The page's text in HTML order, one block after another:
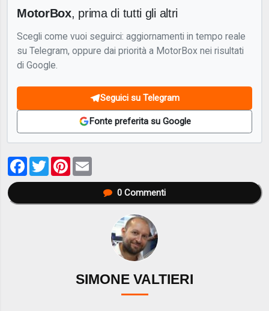
MotorBox, prima di tutti gli altri
Scegli come vuoi seguirci: aggiornamenti in tempo reale
su Telegram, oppure dai priorità a MotorBox nei risultati
di Google.
Seguici su Telegram
Fonte preferita su Google
Facebook
TwitterPinterest
0Commenti
SIMONE VALTIERI